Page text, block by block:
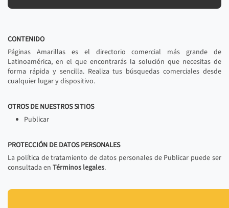
CONTENIDO
Páginas Amarillas es el directorio comercial más grande de
Latinoamérica, en el que encontrarás la solución que necesitas de
forma rápida y sencilla. Realiza tus búsquedas comerciales desde
cualquier lugar y dispositivo.
OTROS DE NUESTROS SITIOS
Publicar
PROTECCIÓN DE DATOS PERSONALES
La política de tratamiento de datos personales de Publicar puede ser
consultada en Términos legales.